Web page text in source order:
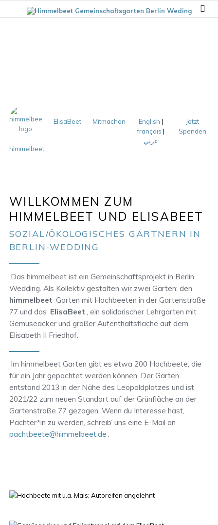
himmelbeet
ElisaBeet Mitmachen English |
français |
عربي
Jetzt
Spenden
WILLKOMMEN ZUM
HIMMELBEET UND ELISABEET
SOZIAL/ÖKOLOGISCHES GÄRTNERN IN
BERLIN-WEDDING
Das himmelbeet ist ein Gemeinschaftsprojekt in Berlin
Wedding. Als Kollektiv gestalten wir zwei Gärten: den
himmelbeet Garten mit Hochbeeten in der Gartenstraße
77 und das ElisaBeet , ein solidarischer Lehrgarten mit
Gemüseacker und großer Aufenthaltsfläche auf dem
Elisabeth II Friedhof.
Im himmelbeet Garten gibt es etwa 200 Hochbeete, die
für ein Jahr gepachtet werden können. Der Garten
entstand 2013 in der Nähe des Leopoldplatzes und ist
2021/22 zum neuen Standort auf der Grünfläche an der
Gartenstraße 77 gezogen. Wenn du Interesse hast,
Pächter*in zu werden, schreib’ uns eine E-Mail an
pachtbeete@himmelbeet.de .